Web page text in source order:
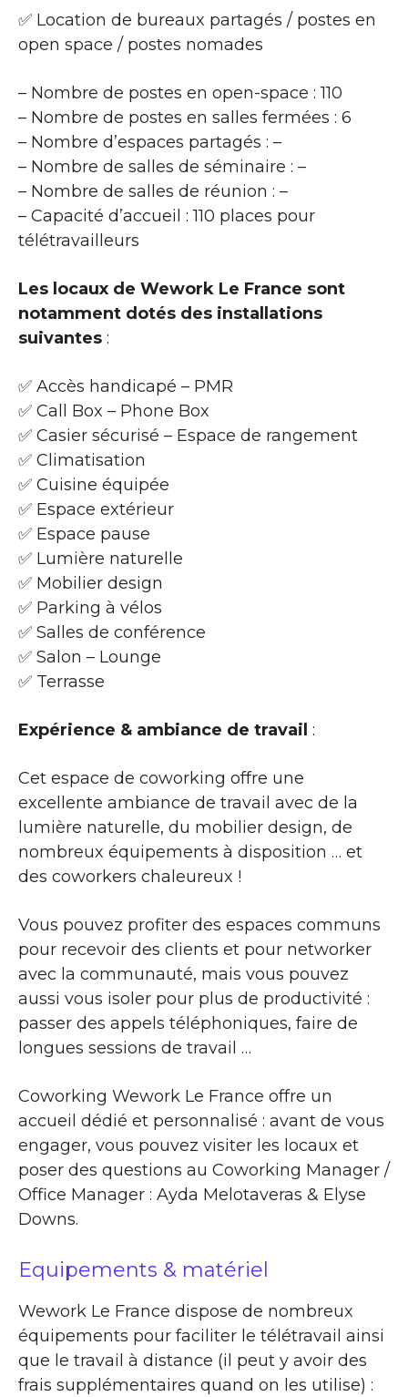
✅ Location de bureaux partagés / postes en
open space / postes nomades
– Nombre de postes en open-space : 110
– Nombre de postes en salles fermées : 6
– Nombre d’espaces partagés : –
– Nombre de salles de séminaire : –
– Nombre de salles de réunion : –
– Capacité d’accueil : 110 places pour
télétravailleurs
Les locaux de Wework Le France sont
notamment dotés des installations
suivantes :
✅ Accès handicapé – PMR
✅ Call Box – Phone Box
✅ Casier sécurisé – Espace de rangement
✅ Climatisation
✅ Cuisine équipée
✅ Espace extérieur
✅ Espace pause
✅ Lumière naturelle
✅ Mobilier design
✅ Parking à vélos
✅ Salles de conférence
✅ Salon – Lounge
✅ Terrasse
Expérience & ambiance de travail :
Cet espace de coworking offre une
excellente ambiance de travail avec de la
lumière naturelle, du mobilier design, de
nombreux équipements à disposition … et
des coworkers chaleureux !
Vous pouvez profiter des espaces communs
pour recevoir des clients et pour networker
avec la communauté, mais vous pouvez
aussi vous isoler pour plus de productivité :
passer des appels téléphoniques, faire de
longues sessions de travail …
Coworking Wework Le France offre un
accueil dédié et personnalisé : avant de vous
engager, vous pouvez visiter les locaux et
poser des questions au Coworking Manager /
Office Manager : Ayda Melotaveras & Elyse
Downs.
Equipements & matériel
Wework Le France dispose de nombreux
équipements pour faciliter le télétravail ainsi
que le travail à distance (il peut y avoir des
frais supplémentaires quand on les utilise) :